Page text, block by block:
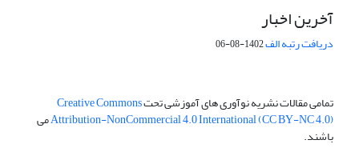
آخرین اخبار
دریافت رتبه الف1402-08-06
تمامی مقالات نشریه نوآوری های آموزشی تحتCreative Commons
Attribution-NonCommercial 4.0 International (CC BY-NC 4.0)می
باشند.